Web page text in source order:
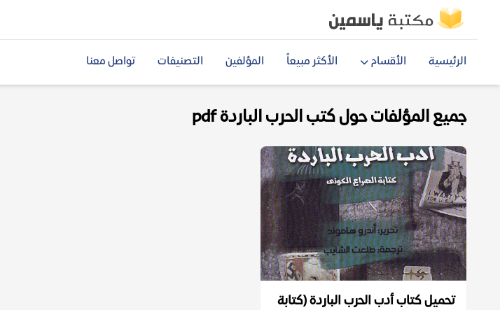
الرئيسية الأقسام الأكثر مبيعاً المؤلفين التصنيفات تواصل معنا
جميع المؤلفات حول كتب الحرب الباردة pdf
تحميل كتاب أدب الحرب الباردة (كتابة